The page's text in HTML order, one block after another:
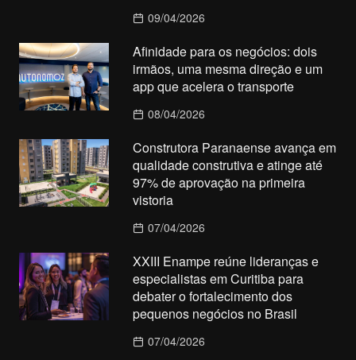
09/04/2026
Afinidade para os negócios: dois
irmãos, uma mesma direção e um
app que acelera o transporte
08/04/2026
Construtora Paranaense avança em
qualidade construtiva e atinge até
97% de aprovação na primeira
vistoria
07/04/2026
XXIII Enampe reúne lideranças e
especialistas em Curitiba para
debater o fortalecimento dos
pequenos negócios no Brasil
07/04/2026